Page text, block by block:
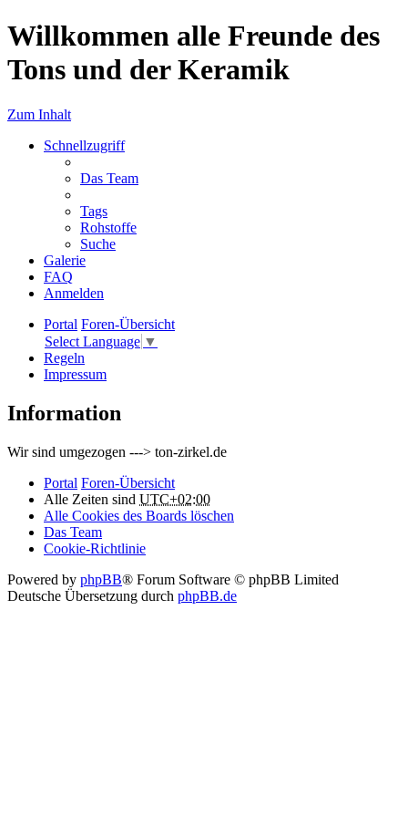
Willkommen alle Freunde des
Tons und der Keramik
Zum Inhalt
Schnellzugriff
Das Team
Tags
Rohstoffe
Suche
Galerie
FAQ
Anmelden
Portal Foren-Übersicht
Select Language ▼
Regeln
Impressum
Information
Wir sind umgezogen ---> ton-zirkel.de
Portal Foren-Übersicht
Alle Zeiten sind UTC+02:00
Alle Cookies des Boards löschen
Das Team
Cookie-Richtlinie
Powered by phpBB® Forum Software © phpBB Limited
Deutsche Übersetzung durch phpBB.de